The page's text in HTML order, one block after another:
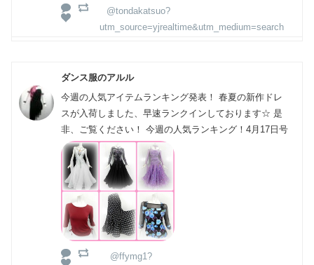
@tondakatsuo?
utm_source=yjrealtime&utm_medium=search
ダンス服のアルル
今週の人気アイテムランキング発表！ 春夏の新作ドレ
スが入荷しました、早速ランクインしております☆ 是
非、ご覧ください！ 今週の人気ランキング！4月17日号
@ffymg1?